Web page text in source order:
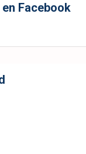
Facebook